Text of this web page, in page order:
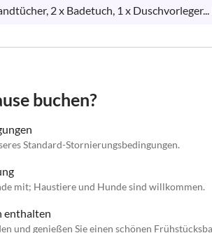
2 x Badetuch, 1 x Duschvorleger...
buchen?
Standard-Stornierungsbedingungen.
mit; Haustiere und Hunde sind willkommen.
enthalten
und genießen Sie einen schönen